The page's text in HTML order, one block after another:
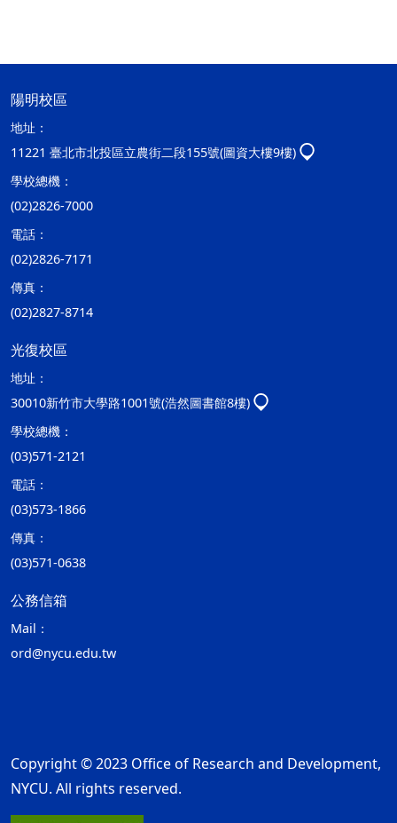
陽明校區
地址：
11221 臺北市北投區立農街二段155號(圖資大樓9樓)
學校總機：
(02)2826-7000
電話：
(02)2826-7171
傳真：
(02)2827-8714
光復校區
地址：
30010新竹市大學路1001號(浩然圖書館8樓)
學校總機：
(03)571-2121
電話：
(03)573-1866
傳真：
(03)571-0638
公務信箱
Mail：
ord@nycu.edu.tw
Copyright © 2023 Office of Research and Development,
NYCU. All rights reserved.